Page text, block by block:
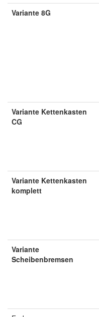
Variante 8G
Variante Kettenkasten
CG
Variante Kettenkasten
komplett
Variante
Scheibenbremsen